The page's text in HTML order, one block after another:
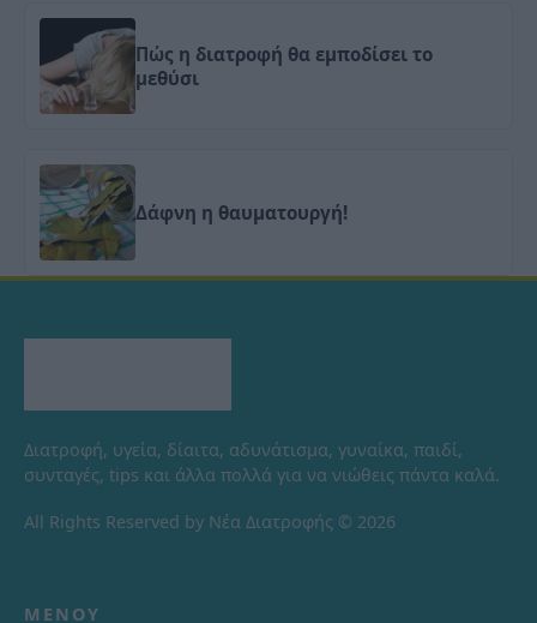
Πώς η διατροφή θα εμποδίσει το
μεθύσι
Δάφνη η θαυματουργή!
Διατροφή, υγεία, δίαιτα, αδυνάτισμα, γυναίκα, παιδί,
συνταγές, tips και άλλα πολλά για να νιώθεις πάντα καλά.
All Rights Reserved by Νέα Διατροφής © 2026
ΜΕΝΟΎ